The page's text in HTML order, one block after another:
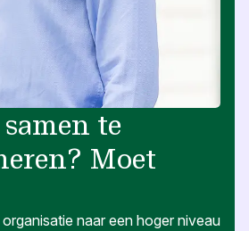
te
Moet
naar een hoger niveau